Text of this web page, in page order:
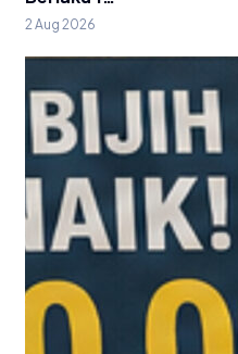
2 Aug 2026